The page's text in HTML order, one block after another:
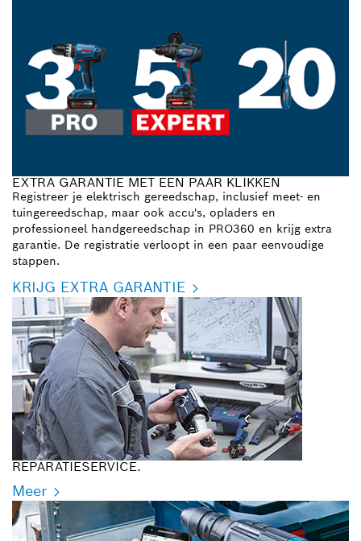
EXTRA GARANTIE MET EEN PAAR KLIKKEN
Registreer je elektrisch gereedschap, inclusief meet- en
tuingereedschap, maar ook accu's, opladers en
professioneel handgereedschap in PRO360 en krijg extra
garantie. De registratie verloopt in een paar eenvoudige
stappen.
KRIJG EXTRA GARANTIE
REPARATIESERVICE.
Meer